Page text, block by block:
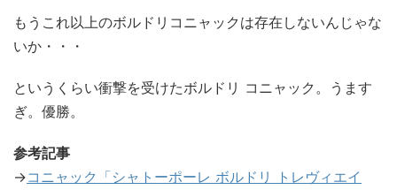
もうこれ以上のボルドリコニャックは存在しないんじゃな
いか・・・
というくらい衝撃を受けたボルドリ コニャック。うます
ぎ。優勝。
参考記事
→コニャック「シャトーポーレ ボルドリ トレヴィエイ